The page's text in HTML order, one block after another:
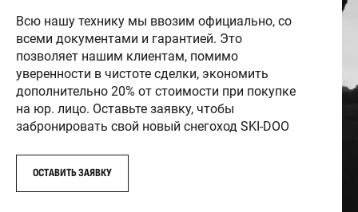
Всю нашу технику мы ввозим официально, со
всеми документами и гарантией. Это
позволяет нашим клиентам, помимо
уверенности в чистоте сделки, экономить
дополнительно 20% от стоимости при покупке
на юр. лицо. Оставьте заявку, чтобы
забронировать свой новый снегоход SKI-DOO
ОСТАВИТЬ ЗАЯВКУ